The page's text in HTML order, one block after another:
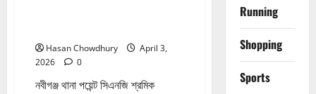
Hasan Chowdhury
April 3,
2026
0
​নবীগঞ্জ থানা পয়েন্ট সিএনজি শ্রমিক
Running
Shopping
Sports